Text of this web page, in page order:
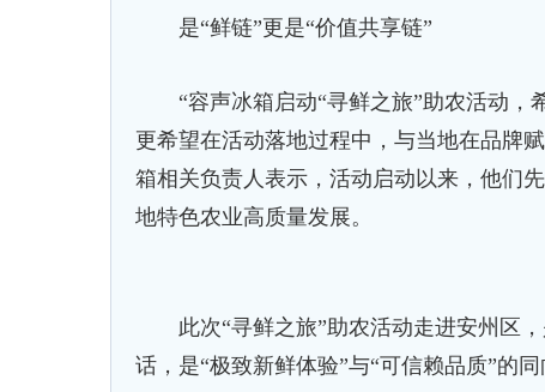
是“鲜链”更是“价值共享链”
“容声冰箱启动“寻鲜之旅”助农活动，
更希望在活动落地过程中，与当地在品牌
箱相关负责人表示，活动启动以来，他们
地特色农业高质量发展。
此次“寻鲜之旅”助农活动走进安州区，
话，是“极致新鲜体验”与“可信赖品质”的同